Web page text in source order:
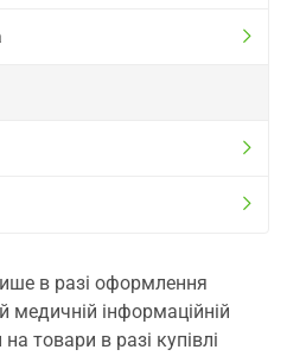
в разі оформлення
медичній інформаційній
товари в разі купівлі